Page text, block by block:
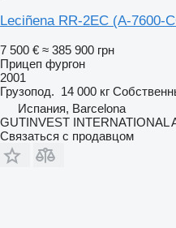
Leciñena RR-2EC (A-7600-
7 500 € ≈ 385 900 грн
Прицеп фургон
2001
Грузопод. 14 000 кг
Испания, Barcelona
GUTINVEST INTERNATIONAL
Связаться с продавцом